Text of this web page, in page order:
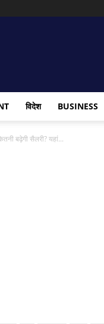
विदेश BUSINESS
बढ़ेगी सैलरी? यहां...